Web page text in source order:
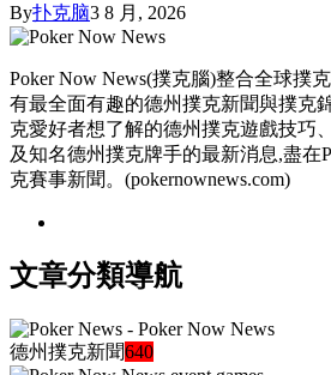
By扑克脑3 8 月, 2026
Poker Now News(撲克腦)整合全球撲
有最全面有趣的德州撲克新聞與撲克
克愛好者想了解的德州撲克遊戲技巧
及知名德州撲克牌手的最新消息,盡在
克賽事新聞。(pokernownews.com)
文章分類導航
德州撲克新聞640